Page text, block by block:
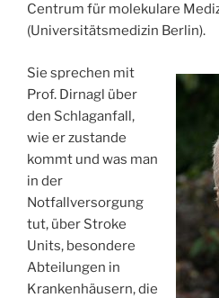
Centrum für molekulare
(Universitätsmedizin Berlin).
Sie sprechen mit
Prof. Dirnagl über
den Schlaganfall,
wie er zustande
kommt und was man
in der
Notfallversorgung
tut, über Stroke
Units, besondere
Abteilungen in
Krankenhäusern, die